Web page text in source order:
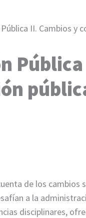
II. Cambios y
de los cambios
a la
disciplinares,